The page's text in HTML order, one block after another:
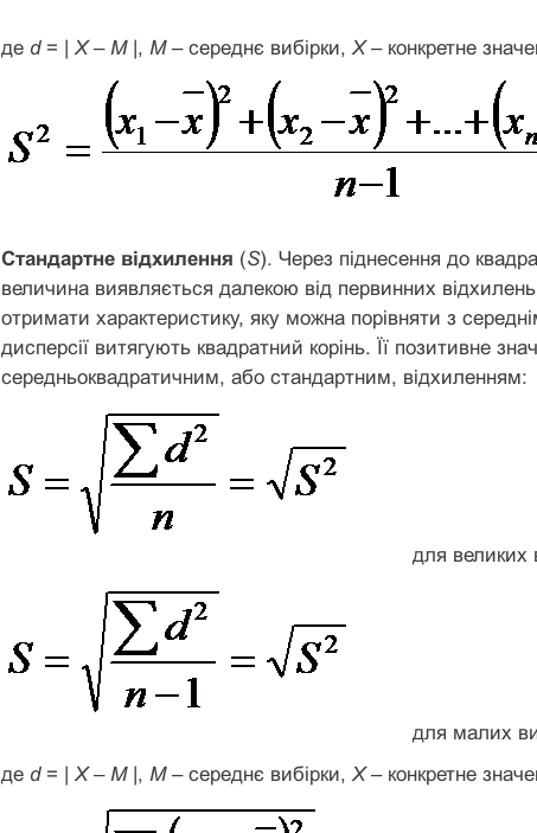
де d= | Х– М|, М – середнє вибірки, X– конкретне
Стандартне відхилення (S). Через піднесення до
величина виявляється далекою від первинних
отримати характеристику, яку можна порівняти з
дисперсії витягують квадратний корінь. Її позитивне
середньоквадратичним, або стандартним, відхиленням:
для великих
для малих
де d= | Х– М|, М – середнє вибірки, X– конкретне